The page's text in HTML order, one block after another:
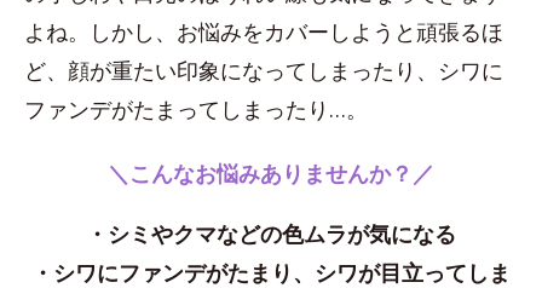
よね。しかし、お悩みをカバーしようと頑張るほ
ど、顔が重たい印象になってしまったり、シワに
ファンデがたまってしまったり…。
＼こんなお悩みありませんか？／
・シミやクマなどの色ムラが気になる
・シワにファンデがたまり、シワが目立ってしま